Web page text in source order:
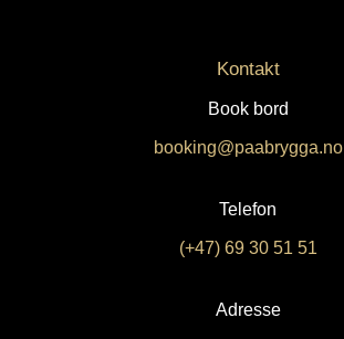
Kontakt
Book bord
booking@paabrygga.no
Telefon
(+47) 69 30 51 51
Adresse